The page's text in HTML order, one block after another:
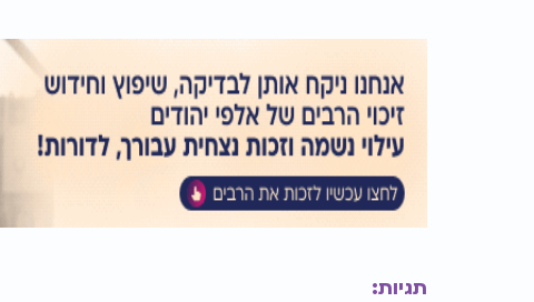
השאלה היא: מה אני מרוויח מהטעות?
האדם נאחז במה שההרגל נותן לו.
וכאשר מוצאים דרך בריאה לקבל את אותו צורך,
תגיות: